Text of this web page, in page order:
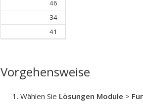
46
34
41
Vorgehensweise
Wählen Sie Lösungen Module >